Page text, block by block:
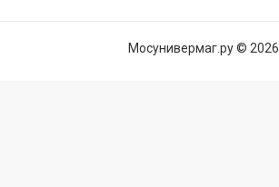
Мосунивермаг.ру © 2026